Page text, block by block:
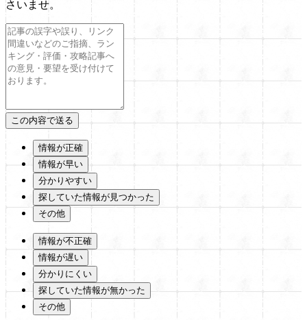
さいませ。
情報が正確
情報が早い
分かりやすい
探していた情報が見つかった
その他
情報が不正確
情報が遅い
分かりにくい
探していた情報が無かった
その他